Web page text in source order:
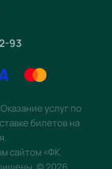
93
услуг по
билетов на
сайтом «ФК